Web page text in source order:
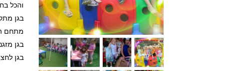
והכל
בגן
מתחם
בגן
בגן